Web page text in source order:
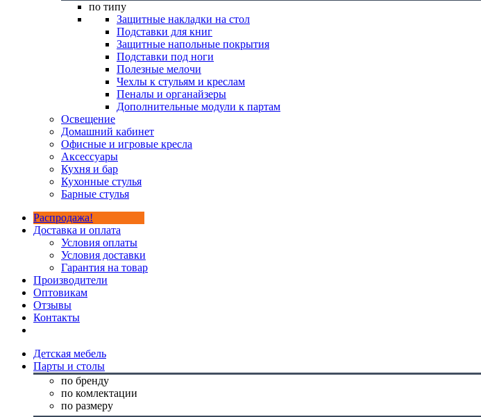
по типу
Защитные накладки на стол
Подставки для книг
Защитные напольные покрытия
Подставки под ноги
Полезные мелочи
Чехлы к стульям и креслам
Пеналы и органайзеры
Дополнительные модули к партам
Освещение
Домашний кабинет
Офисные и игровые кресла
Аксессуары
Кухня и бар
Кухонные стулья
Барные стулья
Распродажа!
Доставка и оплата
Условия оплаты
Условия доставки
Гарантия на товар
Производители
Оптовикам
Отзывы
Контакты
Детская мебель
Парты и столы
по бренду
по комлектации
по размеру